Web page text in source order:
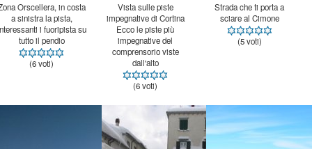
Orscellera, in costa
sinistra la pista,
i fuoripista su
tutto il pendio
(6 voti)
Vista sulle piste
impegnative di Cortina
Ecco le piste più
impegnative del
comprensorio viste
dall'alto
(6 voti)
Strada che ti porta a
sciare al Cimone
(5 voti)